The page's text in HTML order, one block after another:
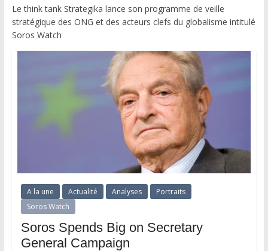
Le think tank Strategika lance son programme de veille
stratégique des ONG et des acteurs clefs du globalisme intitulé
Soros Watch
A la une Actualité Analyses
Portraits
Soros Watch
Soros Spends Big on Secretary
General Campaign